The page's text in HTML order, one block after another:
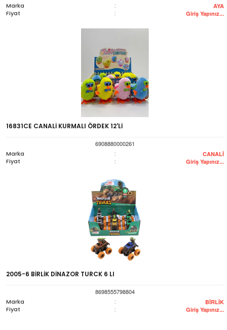
Marka
: AYA
Fiyat : Giriş Yapınız...
16831CE CANALİ KURMALI ÖRDEK 12'Lİ
6908880000261
Marka
: CANALİ
Fiyat : Giriş Yapınız...
2005-6 BİRLİK DİNAZOR TURCK 6 LI
8698555798804
Marka
: BİRLİK
Fiyat : Giriş Yapınız...